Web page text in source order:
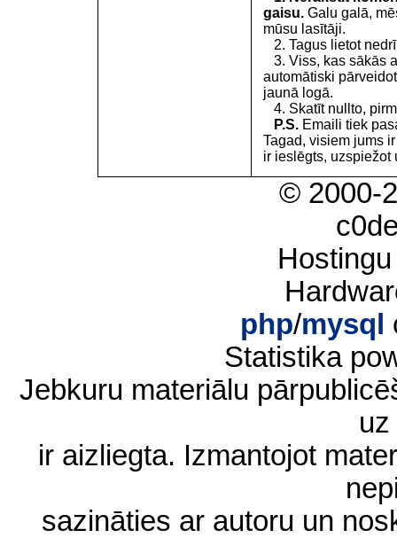
gaisu. Galu galā,
mūsu lasītāji.
2. Tagus lietot
3. Viss, kas sākās
automātiski
jaunā logā.
4. Skatīt nullto,
P.S. Emaili tiek
Tagad, visiem jums
ir ieslēgts, uzspiežot
© 2000-
php/mysql
Statistika
Jebkuru materiālu
ir aizliegta. Izmantojot
sazināties ar autoru un